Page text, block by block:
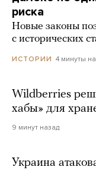
риска
Новые законы
с исторических
ИСТОРИИ 4 минуты
Wildberries
хабы» для
9 минут назад
Украина